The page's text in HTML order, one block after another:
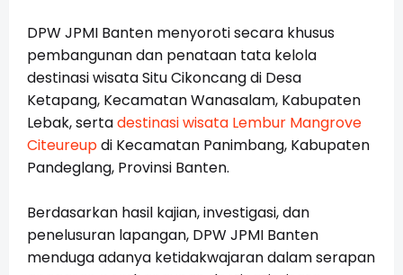
DPW JPMI Banten menyoroti secara khusus
pembangunan dan penataan tata kelola
destinasi wisata Situ Cikoncang di Desa
Ketapang, Kecamatan Wanasalam, Kabupaten
Lebak, sertadestinasi wisata Lembur Mangrove
Citeureupdi Kecamatan Panimbang, Kabupaten
Pandeglang, Provinsi Banten.
Berdasarkan hasil kajian, investigasi, dan
penelusuran lapangan, DPW JPMI Banten
menduga adanya ketidakwajaran dalam serapan